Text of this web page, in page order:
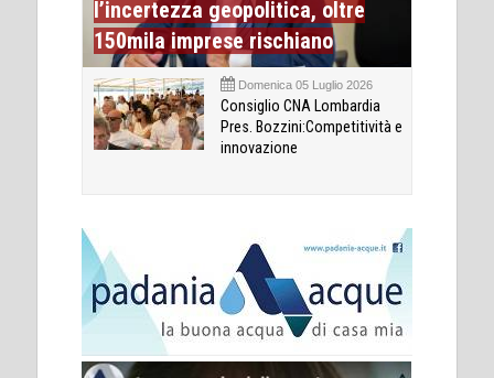
l’incertezza geopolitica, oltre
150mila imprese rischiano
Domenica 05 Luglio 2026
Consiglio CNA Lombardia
Pres. Bozzini:Competitività e
innovazione